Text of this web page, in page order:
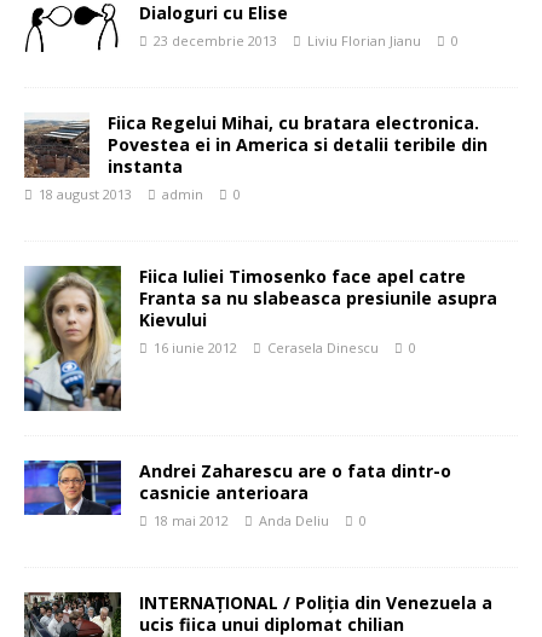
Dialoguri cu Elise
23 decembrie 2013 Liviu Florian Jianu 0
Fiica Regelui Mihai, cu bratara electronica.
Povestea ei in America si detalii teribile din
instanta
18 august 2013 admin 0
Fiica Iuliei Timosenko face apel catre
Franta sa nu slabeasca presiunile asupra
Kievului
16 iunie 2012 Cerasela Dinescu 0
Andrei Zaharescu are o fata dintr-o
casnicie anterioara
18 mai 2012 Anda Deliu 0
INTERNAŢIONAL / Poliţia din Venezuela a
ucis fiica unui diplomat chilian